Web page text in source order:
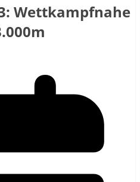
Wettkampfnahe